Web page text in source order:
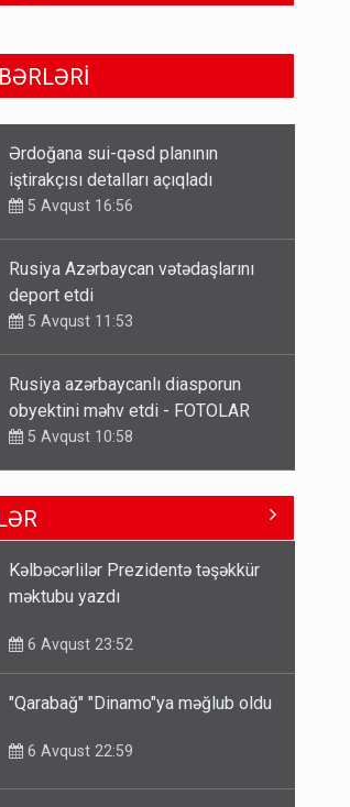
Rusiya Azərbaycan vətədaşlarını
deport etdi
5 Avqust 11:53
Rusiya azərbaycanlı diasporun
obyektini məhv etdi - FOTOLAR
5 Avqust 10:58
Bu tarixdən HAVALAR DƏYİŞİR -
İSTİLƏR BİTİR
4 Avqust 22:04
ŞOK! David Seliverstov ölkədən
qaçdı
gedə biləcəksiniz - SİYAHI
iştirakçısı detalları açıqladı
Kəlbəcərlilər Prezidentə təşəkkür
məktubu yazdı
6 Avqust 23:52
"Qarabağ" "Dinamo"ya məğlub oldu
6 Avqust 22:59